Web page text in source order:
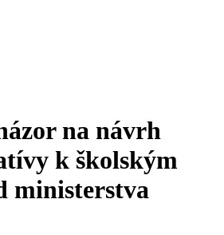
na návrh
k školským
ministerstva